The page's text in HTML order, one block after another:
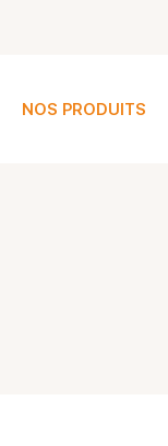
NOS PRODUITS